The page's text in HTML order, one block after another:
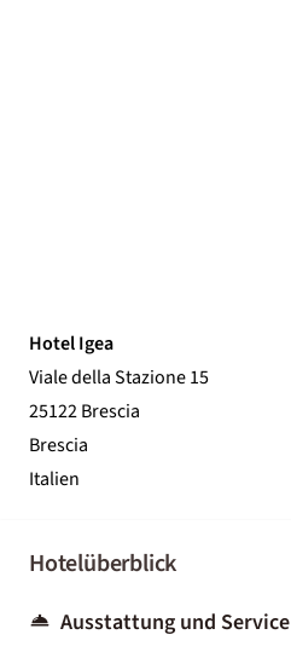
Hotel Igea
Viale della Stazione 15
25122 Brescia
Brescia
Italien
Hotelüberblick
Ausstattung und Service